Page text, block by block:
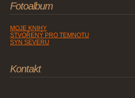
Fotoalbum
MOJE KNIHY
STVOŘENÝ PRO TEMNOTU
SYN SEVERU
Kontakt